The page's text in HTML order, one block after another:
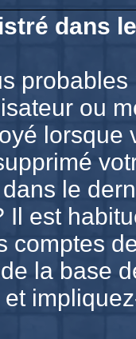
dans
ou
lorsque
le
Il est
comptes
la base